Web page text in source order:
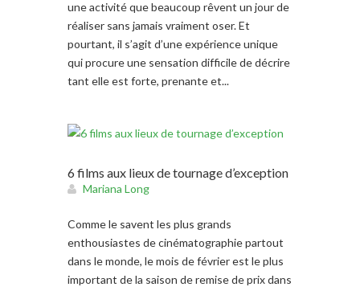
une activité que beaucoup rêvent un jour de
réaliser sans jamais vraiment oser. Et
pourtant, il s’agit d’une expérience unique
qui procure une sensation difficile de décrire
tant elle est forte, prenante et...
6 films aux lieux de tournage d’exception
Mariana Long
Comme le savent les plus grands
enthousiastes de cinématographie partout
dans le monde, le mois de février est le plus
important de la saison de remise de prix dans